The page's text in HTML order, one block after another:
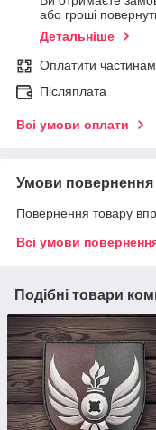
або гроші
Детальніше
Оплатити
Післяплата
Всі умови оплати
Умови повернення
Повернення товару
Всі умови
Подібні товари